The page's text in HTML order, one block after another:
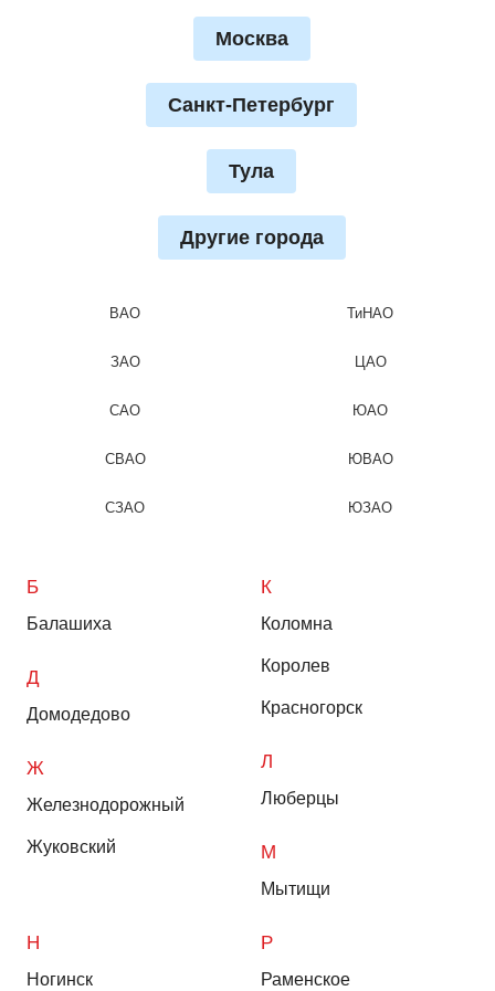
Москва
Санкт-Петербург
Тула
Другие города
ВАО
ЗАО
САО
СВАО
СЗАО
ТиНАО
ЦАО
ЮАО
ЮВАО
ЮЗАО
Б
Балашиха
Д
Домодедово
Ж
Железнодорожный
Жуковский
К
Коломна
Королев
Красногорск
Л
Люберцы
М
Мытищи
Н
Ногинск
Р
Раменское